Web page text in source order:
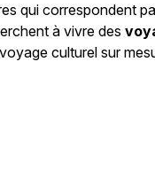
qui correspondent
à vivre des
culturel sur